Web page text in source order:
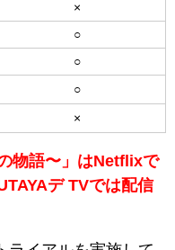
×
○
○
○
×
物語〜」はNetflixで
デ TVでは配信